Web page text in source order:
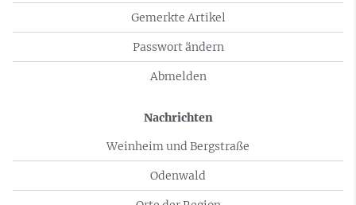
Gemerkte Artikel
Passwort ändern
Abmelden
Nachrichten
Weinheim und Bergstraße
Odenwald